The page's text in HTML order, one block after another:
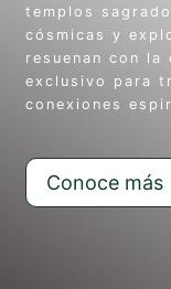
templos
cósmicas y
resuenan con
exclusivo para
conexiones
Conoce más